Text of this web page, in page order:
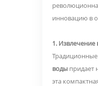
инновацию в
1.
воды придает
эта